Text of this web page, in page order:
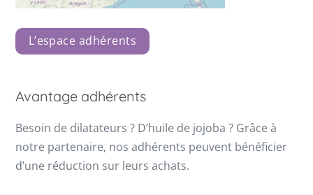
L’espace adhérents
Avantage adhérents
Besoin de dilatateurs ? D’huile de jojoba ? Grâce à
notre partenaire, nos adhérents peuvent bénéficier
d’une réduction sur leurs achats.